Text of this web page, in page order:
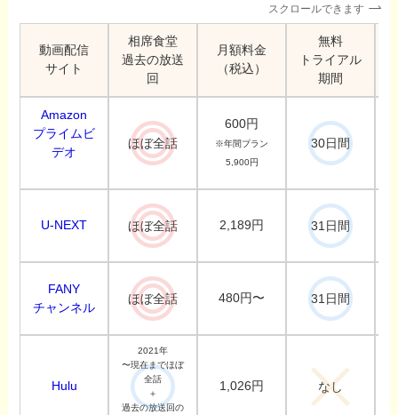
スクロールできます
動画配信
サイト
相席食堂
過去の放送
回
月額料金
（税込）
無料
トライアル
期間
Amazon
プライムビ
デオ
ほぼ全話
600円
※年間プラン
5,900円
30日間
U-NEXT ほぼ全話 2,189円 31日間
FANY
チャンネル
ほぼ全話 480円〜 31日間
Hulu
2021年
〜現在までほぼ
全話
＋
過去の放送回の
1,026円 なし